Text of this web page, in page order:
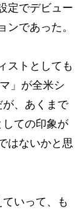
定でデビュー
ンであった。
ストとしても
」が全米シ
、あくまで
ての印象が
はないかと思
いって、も